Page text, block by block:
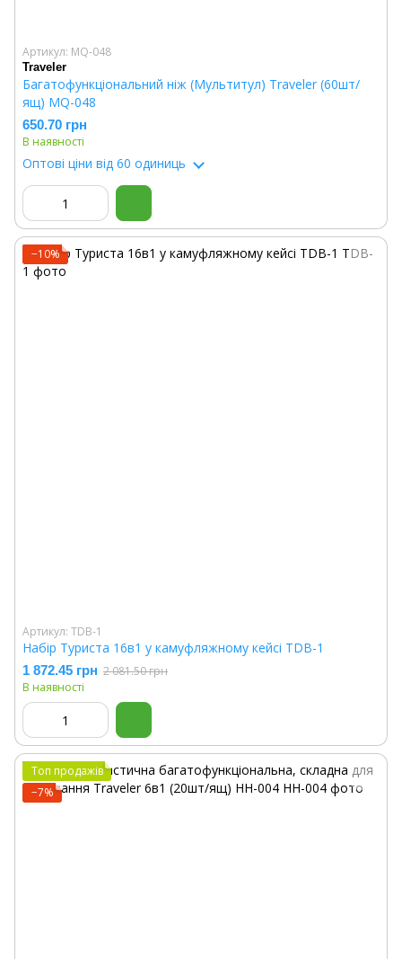
Артикул: MQ-048
Traveler
Багатофункціональний ніж (Мультитул) Traveler (60шт/
ящ) MQ-048
650.70 грн
В наявності
Оптові ціни від 60 одиниць
−10%
Артикул: TDB-1
Набір Туриста 16в1 у камуфляжному кейсі TDB-1
1 872.45 грн 2 081.50 грн
В наявності
Топ продажів
−7%